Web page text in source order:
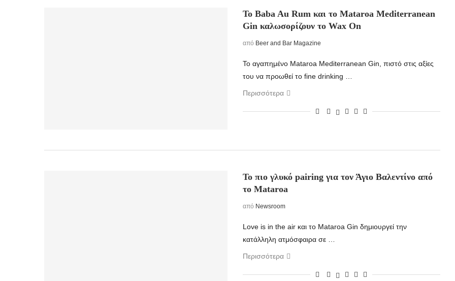
To Baba Au Rum και το Mataroa Mediterranean
Gin καλωσορίζουν το Wax On
από Beer and Bar Magazine
Το αγαπημένο Mataroa Mediterranean Gin, πιστό στις αξίες
του να προωθεί το fine drinking …
Περισσότερα
Το πιο γλυκό pairing για τον Άγιο Βαλεντίνο από
το Mataroa
από Newsroom
Love is in the air και το Mataroa Gin δημιουργεί την
κατάλληλη ατμόσφαιρα σε …
Περισσότερα